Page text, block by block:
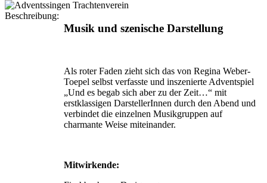
Beschreibung:
Musik und szenische Darstellung
Als roter Faden zieht sich das von Regina Weber-
Toepel selbst verfasste und inszenierte Adventspiel
„Und es begab sich aber zu der Zeit…“ mit
erstklassigen DarstellerInnen durch den Abend und
verbindet die einzelnen Musikgruppen auf
charmante Weise miteinander.
Mitwirkende: